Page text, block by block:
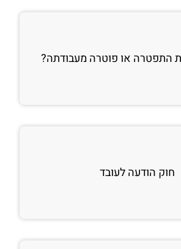
התפטרה או פוטרה מעבודתה?
חוק הודעה לעובד